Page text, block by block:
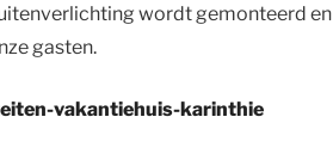
wordt gemonteerd en
gasten.
vakantiehuis-karinthie